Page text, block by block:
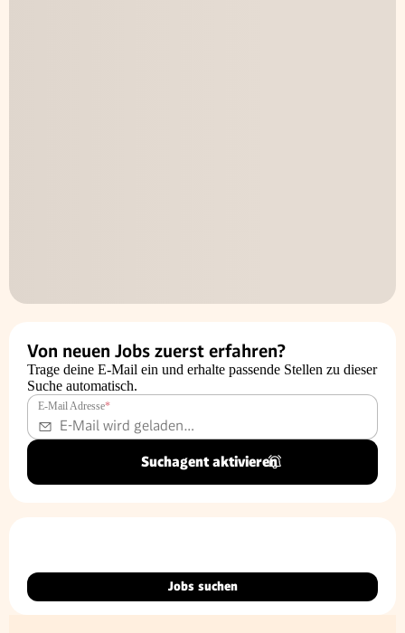
Von neuen Jobs zuerst erfahren?
Trage deine E-Mail ein und erhalte passende Stellen zu dieser
Suche automatisch.
E-Mail Adresse*
Suchagent aktivieren
Jobs suchen